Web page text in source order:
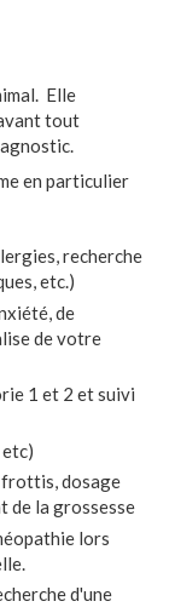
Elle
tout
en particulier
recherche
etc.)
de
de votre
1 et 2 et suivi
dosage
de la grossesse
lors
d'une